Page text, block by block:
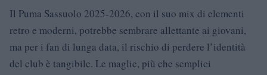
Il Puma Sassuolo 2025-2026, con il suo mix di elementi
retro e moderni, potrebbe sembrare allettante ai giovani,
ma per i fan di lunga data, il rischio di perdere l’identità
del club è tangibile. Le maglie, più che semplici